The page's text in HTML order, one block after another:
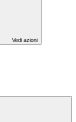
Vedi azioni